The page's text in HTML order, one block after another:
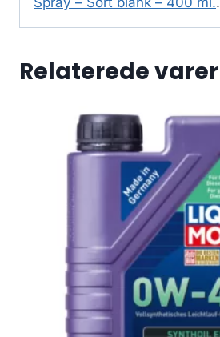
Relaterede varer